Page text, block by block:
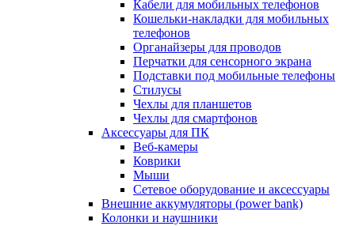
Кабели для мобильных телефонов
Кошельки-накладки для мобильных
телефонов
Органайзеры для проводов
Перчатки для сенсорного экрана
Подставки под мобильные телефоны
Стилусы
Чехлы для планшетов
Чехлы для смартфонов
Аксессуары для ПК
Веб-камеры
Коврики
Мыши
Сетевое оборудование и аксессуары
Внешние аккумуляторы (power bank)
Колонки и наушники